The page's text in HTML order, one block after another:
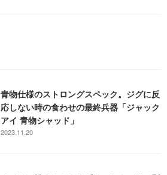
青物仕様のストロングスペック。ジグに反
応しない時の食わせの最終兵器「ジャック
アイ 青物シャッド」
2023.11.20